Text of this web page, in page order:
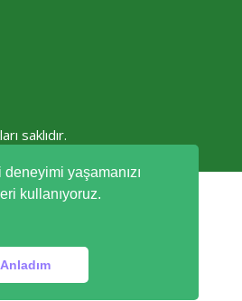
yaşamanızı
kullanıyoruz.
Anladım
saklıdır.